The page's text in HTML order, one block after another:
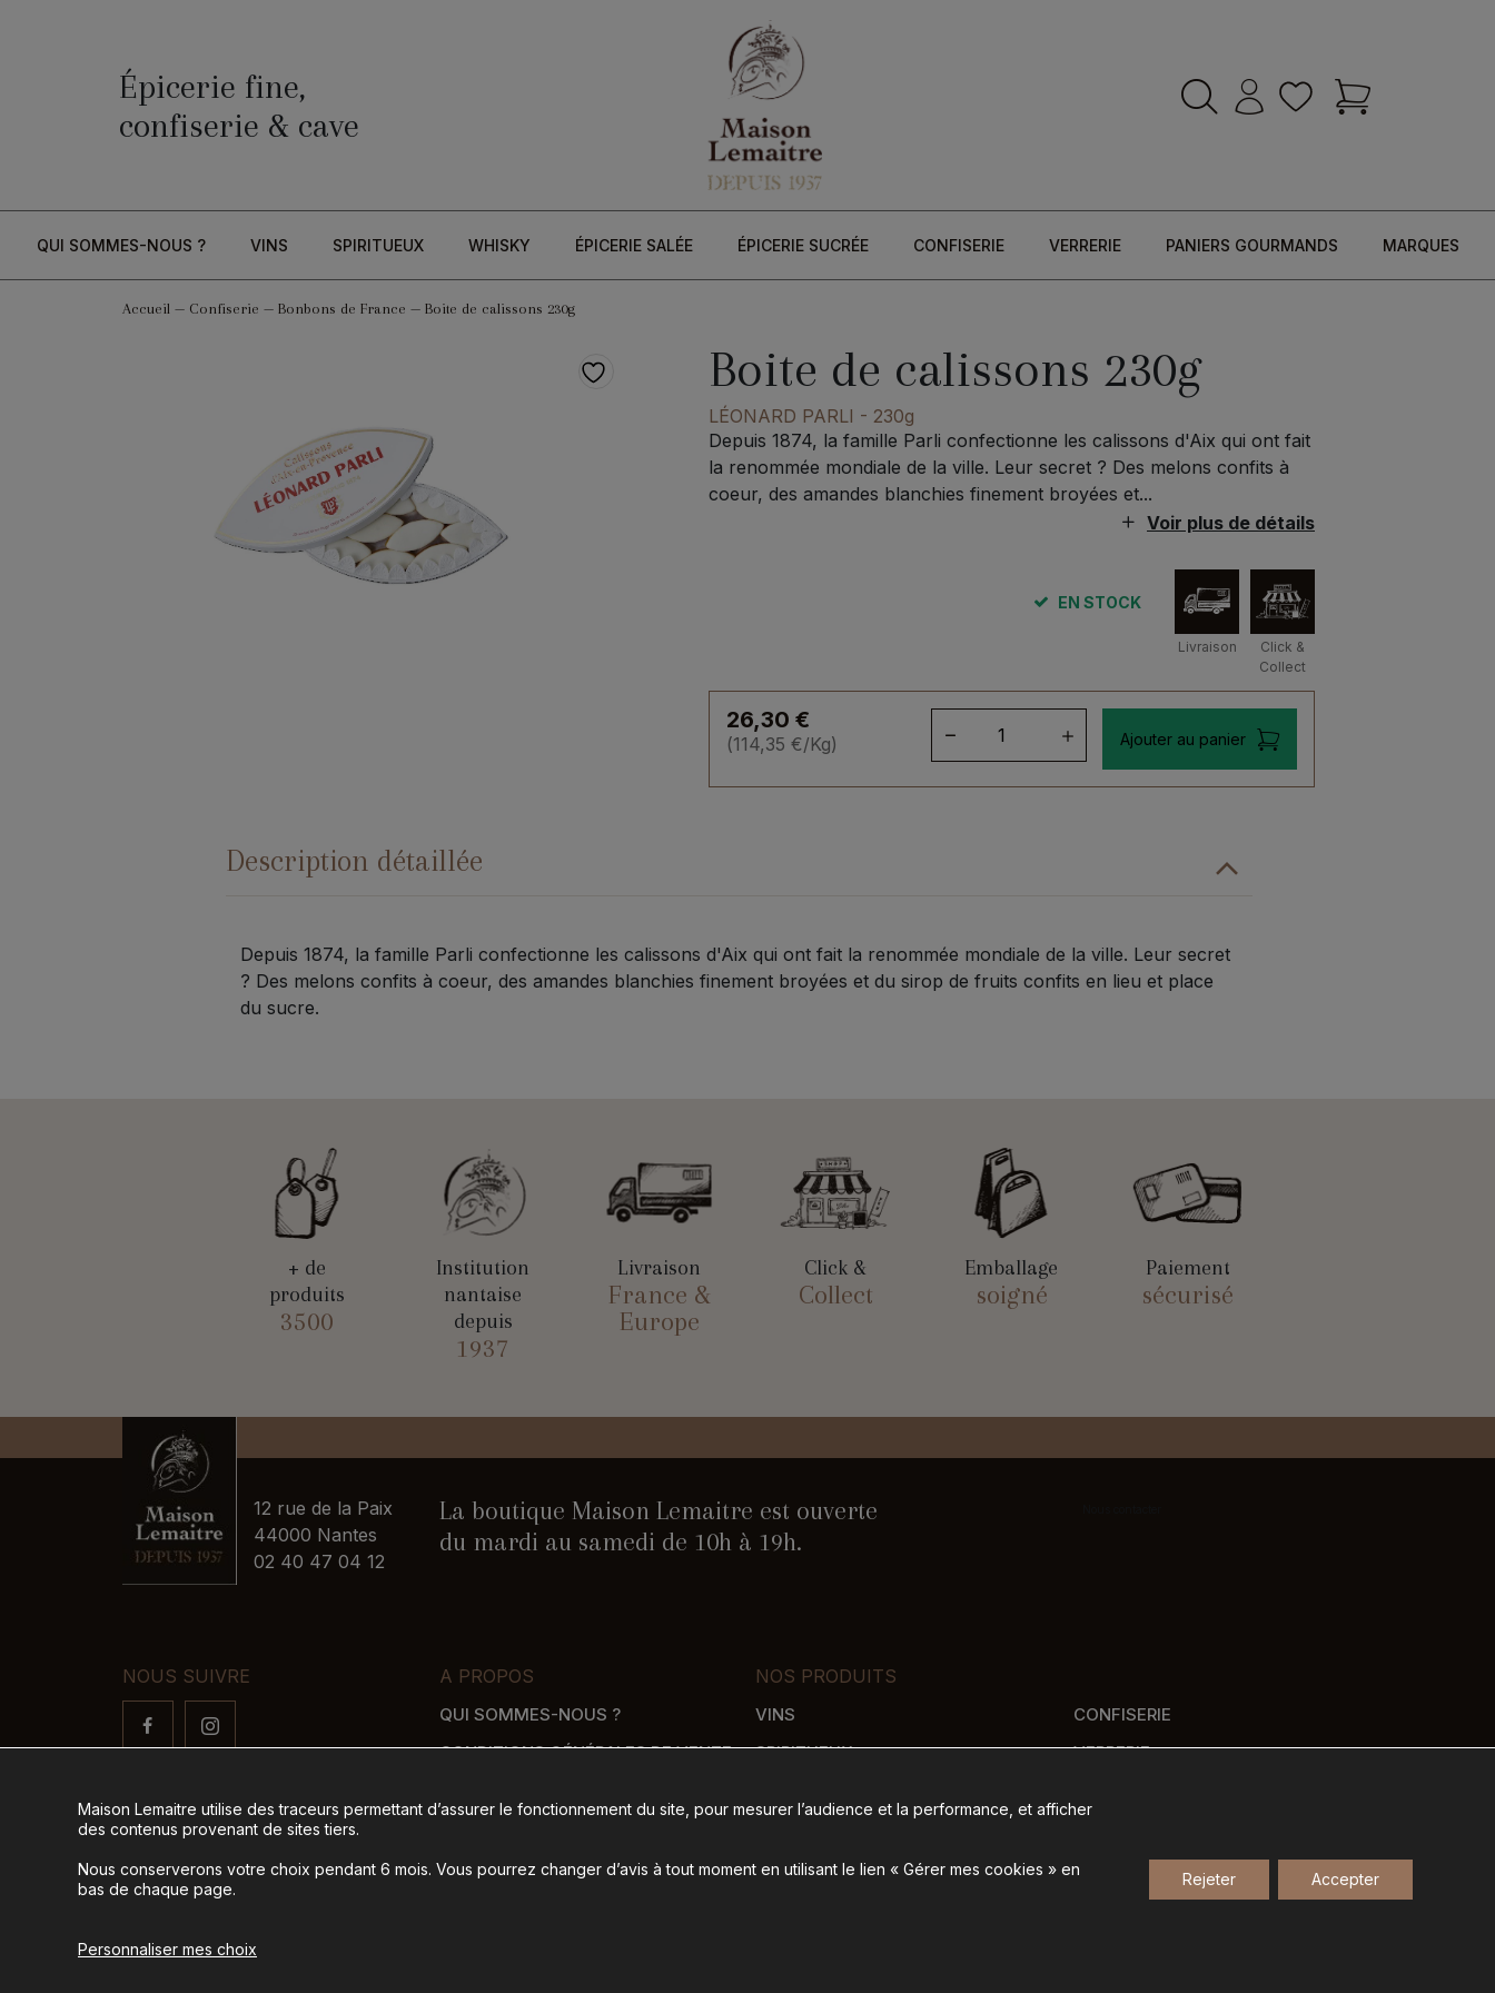
Épicerie fine,
confiserie & cave
QUI SOMMES-NOUS ? VINS SPIRITUEUX WHISKY ÉPICERIE SALÉE ÉPICERIE SUCRÉE CONFISERIE VERRERIE PANIERS GOURMANDS MARQUES
Accueil— Confiserie — Bonbons de France — Boite de calissons 230g
Boite de calissons 230g
LÉONARD PARLI - 230g
Depuis 1874, la famille Parli confectionne les calissons d'Aix qui ont fait
la renommée mondiale de la ville. Leur secret ? Des melons confits à
coeur, des amandes blanchies finement broyées et...
Voir plus de détails
EN STOCK
Livraison
Click &
Collect
26,30 €
(114,35 €/Kg) Ajouter au panier
Description détaillée
Depuis 1874, la famille Parli confectionne les calissons d'Aix qui ont fait la renommée mondiale de la ville. Leur secret
? Des melons confits à coeur, des amandes blanchies finement broyées et du sirop de fruits confits en lieu et place
du sucre.
+ de
produits
3500
Institution
nantaise
depuis
1937
Livraison
France &
Europe
Click &
Collect
Emballage
soigné
Paiement
sécurisé
12 rue de la Paix
44000 Nantes
02 40 47 04 12
La boutique Maison Lemaitre est ouverte
du mardi au samedi de 10h à 19h.
NOUS SUIVRE A PROPOS
QUI SOMMES-NOUS ?
CONDITIONS GÉNÉRALES DE VENTE
MODES DE PAIEMENT
NOS PRODUITS
VINS
SPIRITUEUX
ÉPICERIE SUCRÉE
CONFISERIE
VERRERIE
Maison Lemaitre utilise des traceurs permettant d’assurer le fonctionnement du site, pour mesurer l’audience et la performance, et afficher
des contenus provenant de sites tiers.
Nous conserverons votre choix pendant 6 mois. Vous pourrez changer d’avis à tout moment en utilisant le lien « Gérer mes cookies » en
bas de chaque page.
Personnaliser mes choix
Accepter
Rejeter